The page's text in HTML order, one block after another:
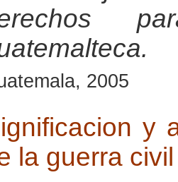
2005
y
la guerra